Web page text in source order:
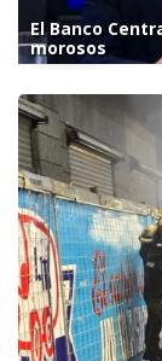
El Banco
morosos